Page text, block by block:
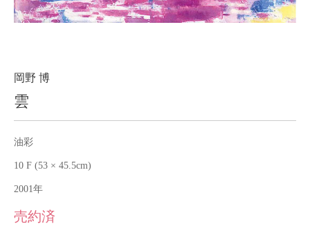
Contact
Purchase assessment
岡野 博
雲
油彩
10 F (53 × 45.5cm)
2001年
売約済